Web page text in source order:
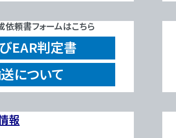
頼書フォームはこちら
EAR判定書
について
報